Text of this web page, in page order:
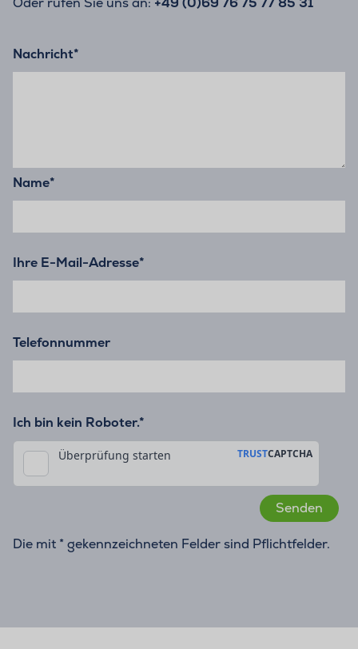
Nachricht*
Name*
Ihre E-Mail-Adresse*
Telefonnummer
Ich bin kein Roboter.*
Die mit * gekennzeichneten Felder sind Pflichtfelder.